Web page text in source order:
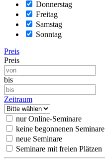
Donnerstag
Freitag
Samstag
Sonntag
Preis
Preis
bis
Zeitraum
nur Online-Seminare
keine begonnenen Seminare
neue Seminare
Seminare mit freien Plätzen